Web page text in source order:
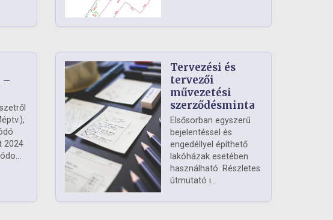
–
2024
Tervezési és
tervezői
művezetési
szerződésminta
Elsősorban egyszerű
bejelentéssel és
engedéllyel építhető
lakóházak esetében
használható. Részletes
útmutató i...